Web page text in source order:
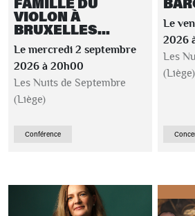
VIOLON À
BRUXELLES...
Le mercredi 2 septembre
2026 à 20h00
Les Nuits de Septembre
(Liège)
Conférence
Le
2026
Les
(Liège)